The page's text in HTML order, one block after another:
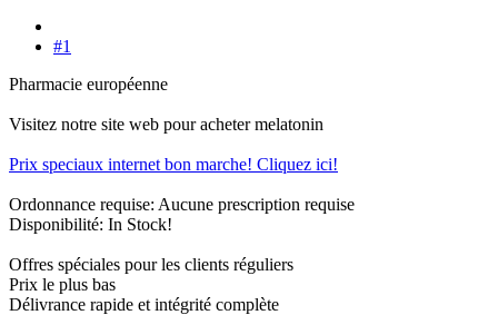
#1
Pharmacie européenne
Visitez notre site web pour acheter melatonin
Prix speciaux internet bon marche! Cliquez ici!
Ordonnance requise: Aucune prescription requise
Disponibilité: In Stock!
Offres spéciales pour les clients réguliers
Prix le plus bas
Délivrance rapide et intégrité complète